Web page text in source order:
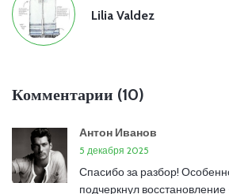
Lilia Valdez
Комментарии (10)
Антон Иванов
5 декабря 2025
Спасибо за разбор!
подчеркнул